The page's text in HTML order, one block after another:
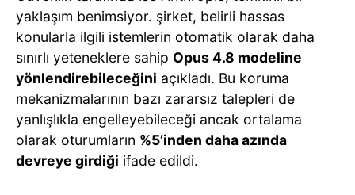
yaklaşım benimsiyor. şirket, belirli hassas
konularla ilgili istemlerin otomatik olarak daha
sınırlı yeteneklere sahip Opus 4.8 modeline
yönlendirebileceğini açıkladı. Bu koruma
mekanizmalarının bazı zararsız talepleri de
yanlışlıkla engelleyebileceği ancak ortalama
olarak oturumların %5’inden daha azında
devreye girdiği ifade edildi.